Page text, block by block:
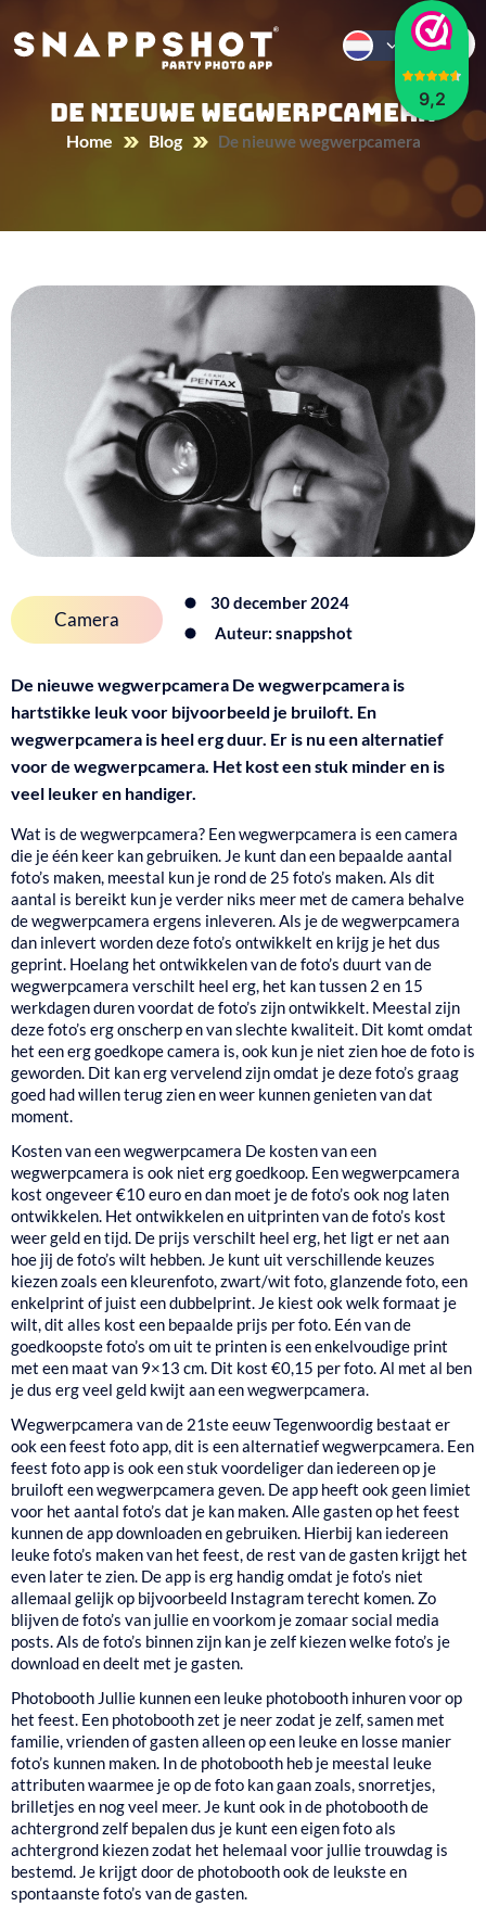
9,2
De nieuwe wegwerpcamera
Home Blog De nieuwe wegwerpcamera
Camera
30 december 2024
Auteur: snappshot
De nieuwe wegwerpcamera De wegwerpcamera is
hartstikke leuk voor bijvoorbeeld je bruiloft. En
wegwerpcamera is heel erg duur. Er is nu een alternatief
voor de wegwerpcamera. Het kost een stuk minder en is
veel leuker en handiger.
Wat is de wegwerpcamera? Een wegwerpcamera is een camera
die je één keer kan gebruiken. Je kunt dan een bepaalde aantal
foto’s maken, meestal kun je rond de 25 foto’s maken. Als dit
aantal is bereikt kun je verder niks meer met de camera behalve
de wegwerpcamera ergens inleveren. Als je de wegwerpcamera
dan inlevert worden deze foto’s ontwikkelt en krijg je het dus
geprint. Hoelang het ontwikkelen van de foto’s duurt van de
wegwerpcamera verschilt heel erg, het kan tussen 2 en 15
werkdagen duren voordat de foto’s zijn ontwikkelt. Meestal zijn
deze foto’s erg onscherp en van slechte kwaliteit. Dit komt omdat
het een erg goedkope camera is, ook kun je niet zien hoe de foto is
geworden. Dit kan erg vervelend zijn omdat je deze foto’s graag
goed had willen terug zien en weer kunnen genieten van dat
moment.
Kosten van een wegwerpcamera De kosten van een
wegwerpcamera is ook niet erg goedkoop. Een wegwerpcamera
kost ongeveer €10 euro en dan moet je de foto’s ook nog laten
ontwikkelen. Het ontwikkelen en uitprinten van de foto’s kost
weer geld en tijd. De prijs verschilt heel erg, het ligt er net aan
hoe jij de foto’s wilt hebben. Je kunt uit verschillende keuzes
kiezen zoals een kleurenfoto, zwart/wit foto, glanzende foto, een
enkelprint of juist een dubbelprint. Je kiest ook welk formaat je
wilt, dit alles kost een bepaalde prijs per foto. Eén van de
goedkoopste foto’s om uit te printen is een enkelvoudige print
met een maat van 9×13 cm. Dit kost €0,15 per foto. Al met al ben
je dus erg veel geld kwijt aan een wegwerpcamera.
Wegwerpcamera van de 21ste eeuwTegenwoordig bestaat er
ook een feest foto app, dit is een alternatief wegwerpcamera. Een
feest foto app is ook een stuk voordeliger dan iedereen op je
bruiloft een wegwerpcamera geven. De app heeft ook geen limiet
voor het aantal foto’s dat je kan maken. Alle gasten op het feest
kunnen de app downloaden en gebruiken. Hierbij kan iedereen
leuke foto’s maken van het feest, de rest van de gasten krijgt het
even later te zien. De app is erg handig omdat je foto’s niet
allemaal gelijk op bijvoorbeeld Instagram terecht komen. Zo
blijven de foto’s van jullie en voorkom je zomaar social media
posts. Als de foto’s binnen zijn kan je zelf kiezen welke foto’s je
download en deelt met je gasten.
Photobooth Jullie kunnen een leuke photobooth inhuren voor op
het feest. Een photobooth zet je neer zodat je zelf, samen met
familie, vrienden of gasten alleen op een leuke en losse manier
foto’s kunnen maken. In de photobooth heb je meestal leuke
attributen waarmee je op de foto kan gaan zoals, snorretjes,
brilletjes en nog veel meer. Je kunt ook in de photobooth de
achtergrond zelf bepalen dus je kunt een eigen foto als
achtergrond kiezen zodat het helemaal voor jullie trouwdag is
bestemd. Je krijgt door de photobooth ook de leukste en
spontaanste foto’s van de gasten.